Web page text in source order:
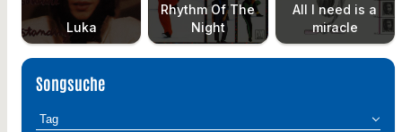
Luka
Rhythm Of The
Night
All I need is a
miracle
Songsuche